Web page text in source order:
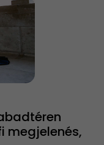
megjelenés,